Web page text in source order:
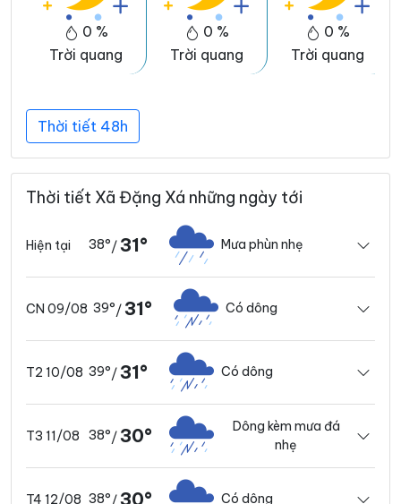
0 %
Trời quang
0 %
Trời quang
0 %
Trời quang
Thời tiết 48h
Thời tiết Xã Đặng Xá những ngày tới
Hiện tại 38°/31° Mưa phùn nhẹ
CN 09/08 39°/31° Có dông
T2 10/08 39°/31° Có dông
T3 11/08 38°/30°
Dông kèm mưa đá
nhẹ
T4 12/08 38° 30° Có dông